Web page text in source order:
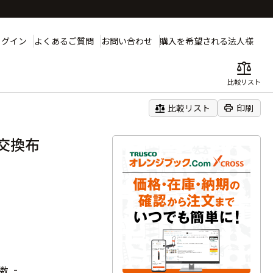
イン よくあるご質問 お問い合わせ 購入を希望される法人様
balance
比較リスト
balance 比較リスト print 印刷
換布
-